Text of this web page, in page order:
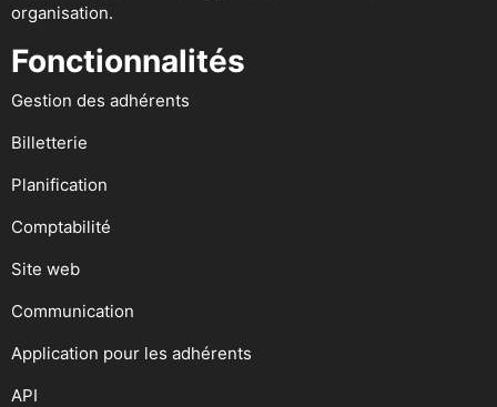
organisation.
Fonctionnalités
Gestion des adhérents
Billetterie
Planification
Comptabilité
Site web
Communication
Application pour les adhérents
API